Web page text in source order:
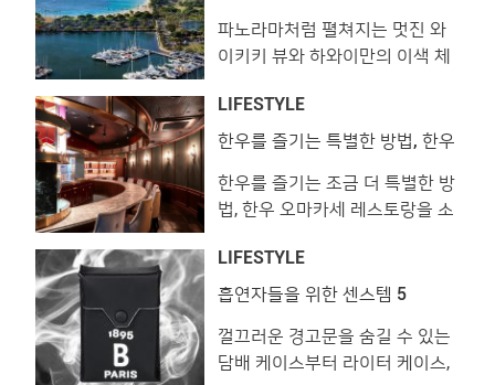
는 차예사의 정갈한 퍼포먼스까
지. 숨막히는 도심 속 차가 만들
있는 곳을 소개합니다. 33마켓
View this post on Instagram 한
두르지 […]
파노라마처럼 펼쳐지는 멋진 와
이키키 뷰와 하와이만의 이색 체
프린스 와이키키. 이곳에서 보내
는 시간은 평소 쉽게 접할 수 없
는 기회를 선사합니다. 프린스 와
이키키에서 바라다보이는 알라와
크. 하와이의 모든 것을 담은 프
린스 와이키키 새하얀 백사장과
절벽 등 바라보기만 해도 절로 감
탄하게 되는 하와이 �
LIFESTYLE
한우를 즐기는 특별한 방법, 한우
한우를 즐기는 조금 더 특별한 방
법, 한우 오마카세 레스토랑을 소
선을 압도하거나 한우와 위스키
를 페어링하는 등 저마다의 장기
View this post on Instagram ⭐️
부로일 ⭐️ 몰트위스키와 와인, 내
LIFESTYLE
흡연자들을 위한 센스템 5
껄끄러운 경고문을 숨길 수 있는
담배 케이스부터 라이터 케이스,